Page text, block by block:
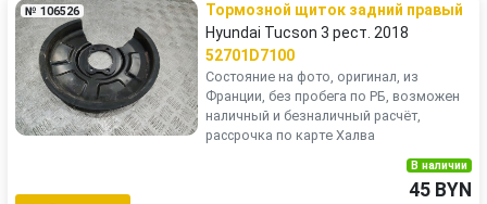
№ 106526
Тормозной щиток задний правый
Hyundai Tucson 3 рест. 2018
52701D7100
Состояние на фото, оригинал, из
Франции, без пробега по РБ, возможен
наличный и безналичный расчёт,
рассрочка по карте Халва
В наличии
45 BYN